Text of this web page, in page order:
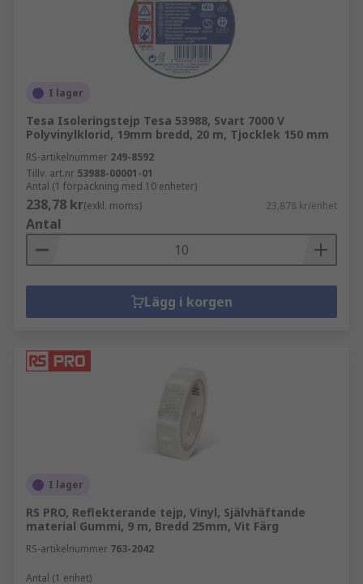
I lager
Tesa Isoleringstejp Tesa 53988, Svart 7000 V
Polyvinylklorid, 19mm bredd, 20 m, Tjocklek 150 mm
RS-artikelnummer 249-8592
Tillv. art.nr 53988-00001-01
Antal (1 förpackning med 10 enheter)
238,78 kr(exkl. moms) 23,878 kr/enhet
Antal
Lägg i korgen
I lager
RS PRO, Reflekterande tejp, Vinyl, Självhäftande
material Gummi, 9 m, Bredd 25mm, Vit Färg
RS-artikelnummer 763-2042
Antal (1 enhet)